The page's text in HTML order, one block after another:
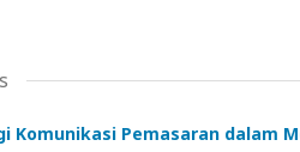
Komunikasi Pemasaran dalam